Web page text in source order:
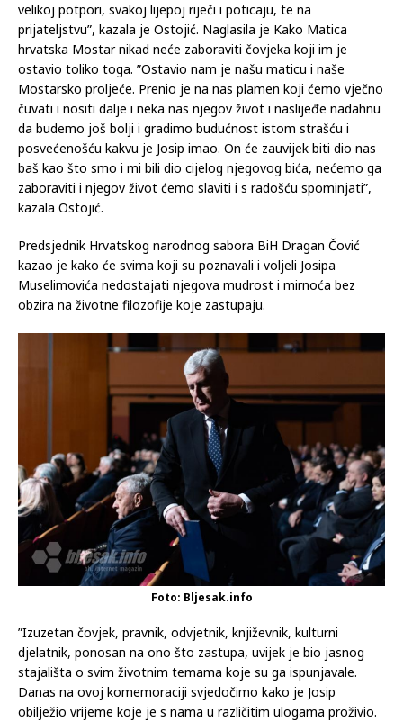
velikoj potpori, svakoj lijepoj riječi i poticaju, te na
prijateljstvu”, kazala je Ostojić. Naglasila je Kako Matica
hrvatska Mostar nikad neće zaboraviti čovjeka koji im je
ostavio toliko toga. ”Ostavio nam je našu maticu i naše
Mostarsko proljeće. Prenio je na nas plamen koji ćemo vječno
čuvati i nositi dalje i neka nas njegov život i naslijeđe nadahnu
da budemo još bolji i gradimo budućnost istom strašću i
posvećenošću kakvu je Josip imao. On će zauvijek biti dio nas
baš kao što smo i mi bili dio cijelog njegovog bića, nećemo ga
zaboraviti i njegov život ćemo slaviti i s radošću spominjati”,
kazala Ostojić.
Predsjednik Hrvatskog narodnog sabora BiH Dragan Čović
kazao je kako će svima koji su poznavali i voljeli Josipa
Muselimovića nedostajati njegova mudrost i mirnoća bez
obzira na životne filozofije koje zastupaju.
Foto: Bljesak.info
”Izuzetan čovjek, pravnik, odvjetnik, književnik, kulturni
djelatnik, ponosan na ono što zastupa, uvijek je bio jasnog
stajališta o svim životnim temama koje su ga ispunjavale.
Danas na ovoj komemoraciji svjedočimo kako je Josip
obilježio vrijeme koje je s nama u različitim ulogama proživio.